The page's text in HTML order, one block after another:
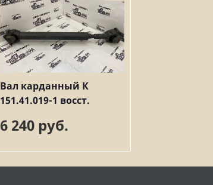
Вал карданный К
151.41.019-1 восст.
6 240 руб.